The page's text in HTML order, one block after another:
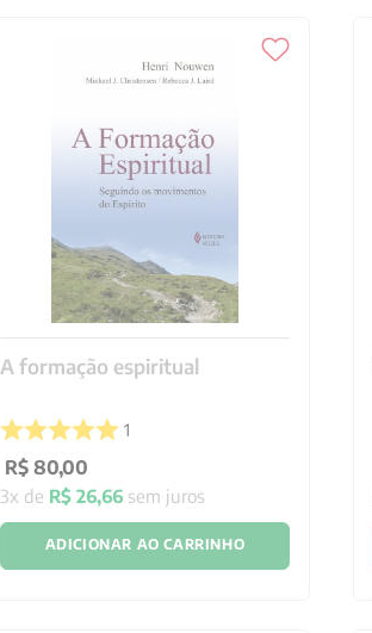
A formação espiritual
1
R$ 80,00
3x de R$ 26,66sem juros
ADICIONAR AO CARRINHO